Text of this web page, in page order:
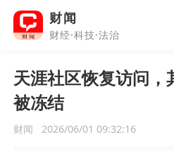
财闻
财经·科技·法治
天涯社区恢复访问
被冻结
财闻 2026/06/01 09:32:16